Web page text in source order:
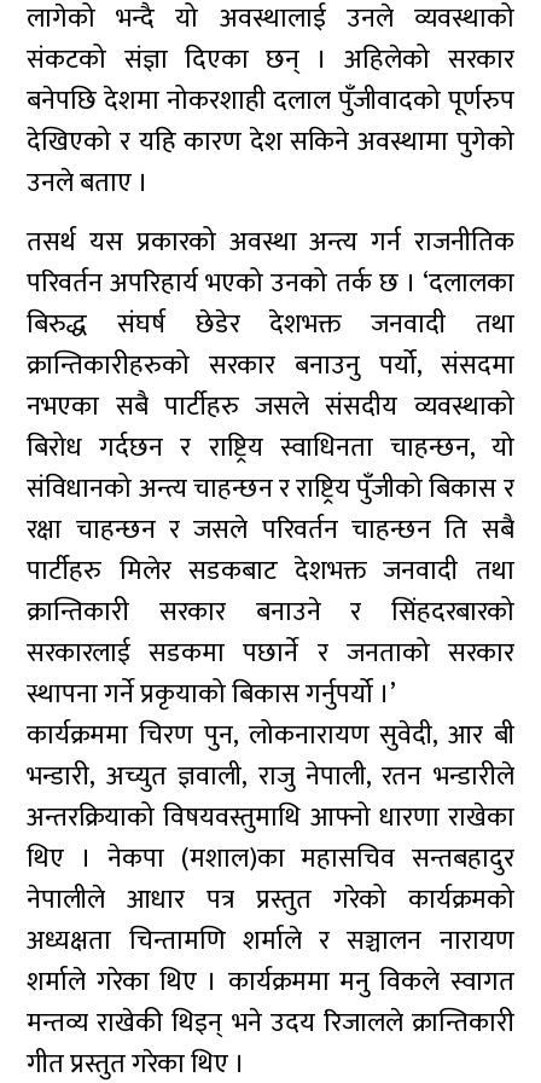
लागेको भन्दै यो अवस्थालाई उनले व्यवस्थाको
संकटको संज्ञा दिएका छन् । अहिलेको सरकार
बनेपछि देशमा नोकरशाही दलाल पुँजीवादको पूर्णरुप
देखिएको र यहि कारण देश सकिने अवस्थामा पुगेको
उनले बताए ।
तसर्थ यस प्रकारको अवस्था अन्त्य गर्न राजनीतिक
परिवर्तन अपरिहार्य भएको उनको तर्क छ । ‘दलालका
बिरुद्ध संघर्ष छेडेर देशभक्त जनवादी तथा
क्रान्तिकारीहरुको सरकार बनाउनु पर्यो, संसदमा
नभएका सबै पार्टीहरु जसले संसदीय व्यवस्थाको
बिरोध गर्दछन र राष्ट्रिय स्वाधिनता चाहन्छन, यो
संविधानको अन्त्य चाहन्छन र राष्ट्रिय पुँजीको बिकास र
रक्षा चाहन्छन र जसले परिवर्तन चाहन्छन ति सबै
पार्टीहरु मिलेर सडकबाट देशभक्त जनवादी तथा
क्रान्तिकारी सरकार बनाउने र सिंहदरबारको
सरकारलाई सडकमा पछार्ने र जनताको सरकार
स्थापना गर्ने प्रकृयाको बिकास गर्नुपर्यो ।’
कार्यक्रममा चिरण पुन, लोकनारायण सुवेदी, आर बी
भन्डारी, अच्युत ज्ञवाली, राजु नेपाली, रतन भन्डारीले
अन्तरक्रियाको विषयवस्तुमाथि आफ्नो धारणा राखेका
थिए । नेकपा (मशाल)का महासचिव सन्तबहादुर
नेपालीले आधार पत्र प्रस्तुत गरेको कार्यक्रमको
अध्यक्षता चिन्तामणि शर्माले र सञ्चालन नारायण
शर्माले गरेका थिए । कार्यक्रममा मनु विकले स्वागत
मन्तव्य राखेकी थिइन् भने उदय रिजालले क्रान्तिकारी
गीत प्रस्तुत गरेका थिए ।